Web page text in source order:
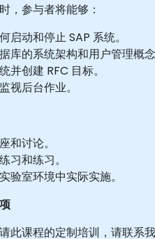
，参与者将能够：
启动和停止 SAP 系统。
库的系统架构和用户管理概念
并创建 RFC 目标。
视后台作业。
和讨论。
习和练习。
验室环境中实际实施。
此课程的定制培训，请联系我